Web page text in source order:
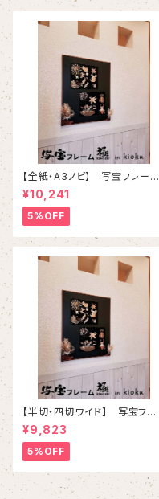
【全紙・A3ノビ】 写宝フレーム
極 ( kiwami) in kioku-（ 大 /
ブラウン ）
¥10,241
5%OFF
【半切・四切ワイド】 写宝フレ
ーム極 ( kiwami) in kioku-（
中/ ブラウン）
¥9,823
5%OFF